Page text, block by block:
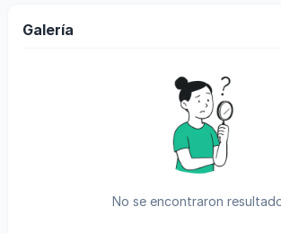
Galería
No se encontraron